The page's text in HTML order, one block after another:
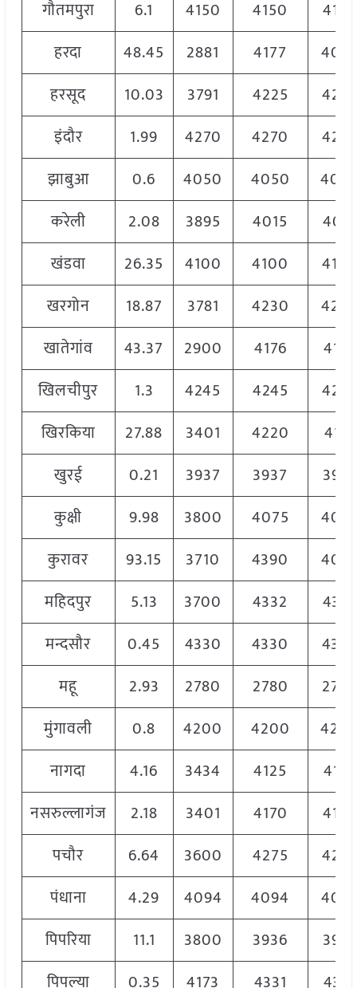
गौतमपुरा 6.1 4150 4150
4150
हरदा
48.45 2881 4177
हरसूद
10.03 3791 4225
इंदौर
1.99 4270 4270
झाबुआ
0.6 4050 4050
करेली
2.08 3895 4015
4015
खंडवा
26.35 4100 4100
खरगोन
18.87 3781 4230
खातेगांव
43.37 2900 4176
4176
खिलचीपुर
1.3 4245 4245
खिरकिया
27.88 3401 4220
4191
खुरई
0.21 3937 3937
3937
कुक्षी
9.98 3800 4075
कुरावर
93.15 3710 4390
महिदपुर
5.13 3700 4332
4332
मन्दसौर
0.45 4330 4330
महू
2.93 2780 2780
मुंगावली
0.8 4200 4200
नागदा
4.16 3434 4125
4125
नसरुल्लागंज
2.18 3401 4170
4170
पचौर
6.64 3600 4275
पंधाना
4.29 4094 4094
पिपरिया
11.1 3800 3936
3936